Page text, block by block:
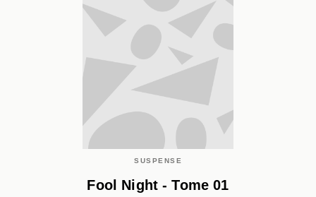
SUSPENSE
Fool Night - Tome 01